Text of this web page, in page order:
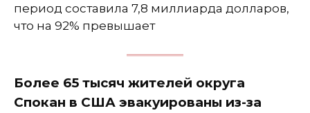
период составила 7,8 миллиарда долларов,
что на 92% превышает
Более 65 тысяч жителей округа
Спокан в США эвакуированы из-за